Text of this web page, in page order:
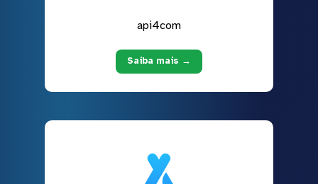
api4com
Saiba mais →